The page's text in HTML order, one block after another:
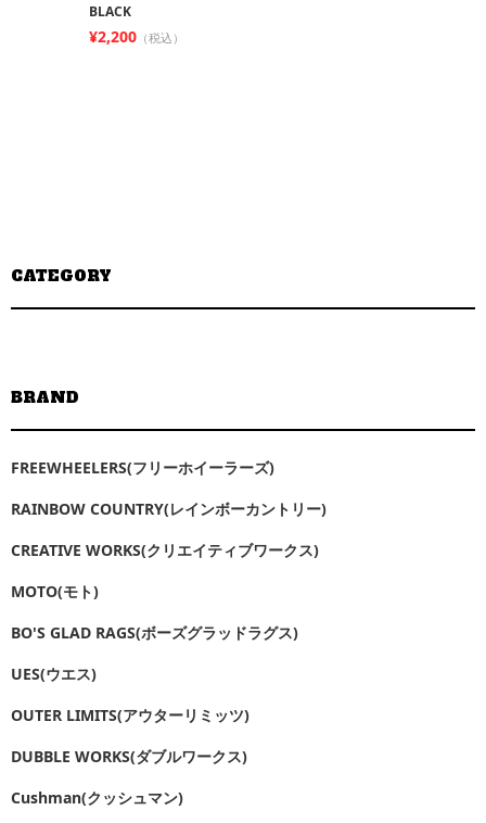
BLACK
¥2,200（税込）
CATEGORY
BRAND
FREEWHEELERS(フリーホイーラーズ)
RAINBOW COUNTRY(レインボーカントリー)
CREATIVE WORKS(クリエイティブワークス)
MOTO(モト)
BO'S GLAD RAGS(ボーズグラッドラグス)
UES(ウエス)
OUTER LIMITS(アウターリミッツ)
DUBBLE WORKS(ダブルワークス)
Cushman(クッシュマン)